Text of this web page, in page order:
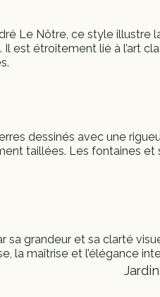
Le Nôtre, ce style illustre
est étroitement lié à l’art
dessinés avec une
taillées. Les fontaines et
sa grandeur et sa clarté
la maîtrise et l’élégance